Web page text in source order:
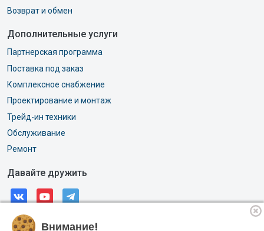
Возврат и обмен
Дополнительные услуги
Партнерская программа
Поставка под заказ
Комплексное снабжение
Проектирование и монтаж
Трейд-ин техники
Обслуживание
Ремонт
Давайте дружить
Внимание!